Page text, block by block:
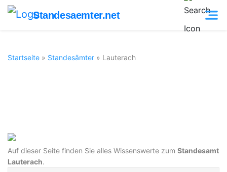
Standesaemter.net
Startseite » Standesämter » Lauterach
Auf dieser Seite finden Sie alles Wissenswerte zum Standesamt
Lauterach.